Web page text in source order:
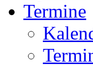
Termine